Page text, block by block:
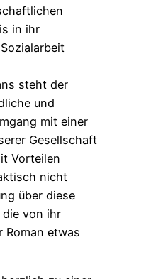
in ihr
steht der
und
mit einer
Gesellschaft
Vorteilen
nicht
über diese
die von ihr
Roman etwas